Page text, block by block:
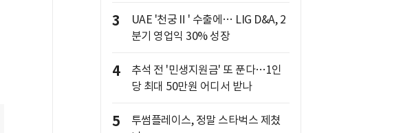
3
UAE '천궁Ⅱ' 수출에… LIG D&A, 2
분기 영업익 30% 성장
4
추석 전 '민생지원금' 또 푼다…1인
당 최대 50만원 어디서 받나
5
투썸플레이스, 정말 스타벅스 제쳤